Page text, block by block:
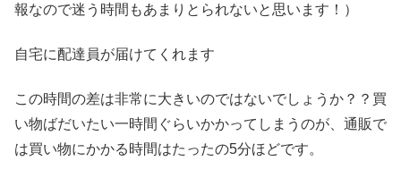
報なので迷う時間もあまりとられないと思います！ ）
自宅に配達員が届けてくれます
この時間の差は非常に大きいのではないでしょうか？？買
い物ばだいたい一時間ぐらいかかってしまうのが、通販で
は買い物にかかる時間はたったの5分ほどです。